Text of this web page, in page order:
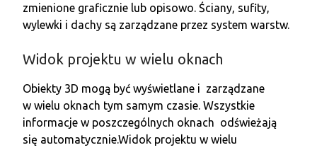
zmienione graficznie lub opisowo. Ściany, sufity,
wylewki i dachy są zarządzane przez system warstw.
Widok projektu w wielu oknach
Obiekty 3D mogą być wyświetlane i zarządzane
w wielu oknach tym samym czasie. Wszystkie
informacje w poszczególnych oknach odświeżają
się automatycznie.Widok projektu w wielu